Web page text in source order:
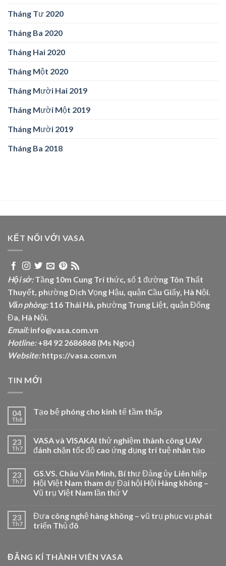
Tháng Tư 2020
Tháng Ba 2020
Tháng Hai 2020
Tháng Một 2020
Tháng Mười Hai 2019
Tháng Mười Một 2019
Tháng Mười 2019
Tháng Ba 2018
KẾT NỐI VỚI VASA
Hội sở:Tầng 10m Cung Trí thức, số 1 đường Tôn Thất
Thuyết, phường Dịch Vọng Hậu, quận Cầu Giấy, Hà Nội.
Văn phòng:116 Thái Hà, phường Trung Liệt, quận Đống
Đa, Hà Nội.
Email:info@vasa.com.vn
Hotline:+84 92 2686868 (Ms Ngọc)
Website: https://vasa.com.vn
TIN MỚI
04
Th8
Tạo bệ phóng cho kinh tế tầm thấp
23
Th7
VASA và VISAKAI thử nghiệm thành công UAV
đánh chặn tốc độ cao ứng dụng trí tuệ nhân tạo
23
Th7
GS.VS. Châu Văn Minh, Bí thư Đảng ủy Liên hiệp
Hội Việt Nam tham dự Đại hội Hội Hàng không –
Vũ trụ Việt Nam lần thứ V
23
Th7
Đưa công nghệ hàng không – vũ trụ phục vụ phát
triển Thủ đô
ĐĂNG KÍ THÀNH VIÊN VASA